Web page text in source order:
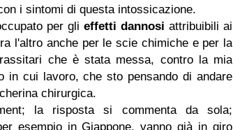
i sintomi di questa intossicazione.
per gli effetti dannosi attribuibili ai
l'altro anche per le scie chimiche e per la
che è stata messa, contro la mia
in cui lavoro, che sto pensando di andare
chirurgica.
la risposta si commenta da sola;
esempio in Giappone, vanno già in giro